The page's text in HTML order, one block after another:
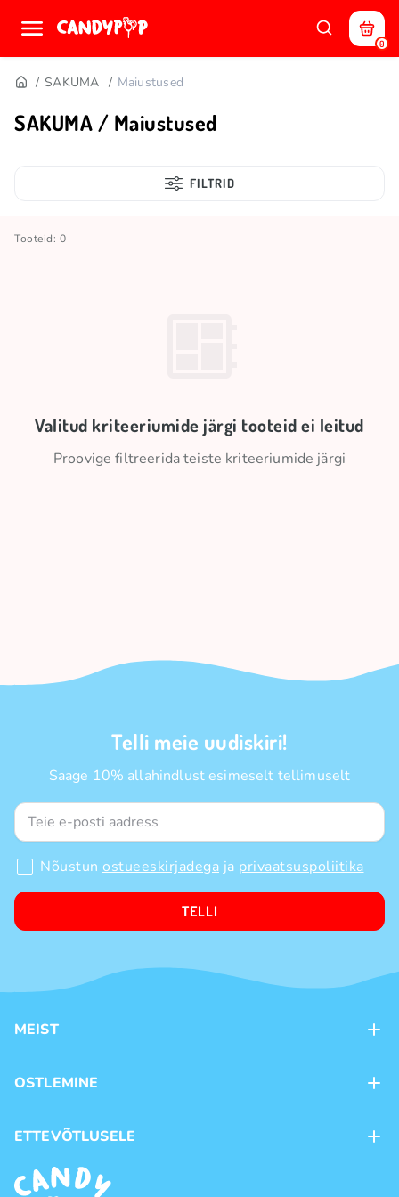
0
SAKUMA Maiustused
SAKUMA / Maiustused
FILTRID
Tooteid: 0
Valitud kriteeriumide järgi tooteid ei leitud
Proovige filtreerida teiste kriteeriumide järgi
Telli meie uudiskiri!
Saage 10% allahindlust esimeselt tellimuselt
Nõustun ostueeskirjadega ja privaatsuspoliitika
TELLI
MEIST
Kauplused
OSTLEMINE
Ostutingimused
Privaatsuspoliitika
ETTEVÕTLUSELE
Frantsiis